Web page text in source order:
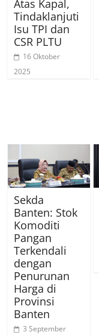
Atas Kapal,
Tindaklanjuti
Isu TPI dan
CSR PLTU
16 Oktober
2025
Sekda
Banten: Stok
Komoditi
Pangan
Terkendali
dengan
Penurunan
Harga di
Provinsi
Banten
3 September